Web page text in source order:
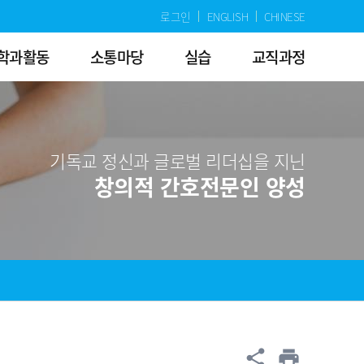
로그인 ENGLISH CHINESE
과활동 소통마당 실습 교직과정
기독교 정신과 글로벌 리더십을 지닌
창의적 간호전문인 양성
공유
share print